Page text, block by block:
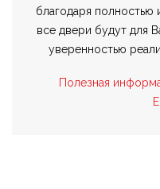
благодаря полностью
все двери будут для
уверенностью
Полезная